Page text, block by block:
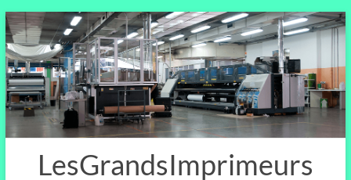
Aller
au
contenu
LesGrandsImprimeurs